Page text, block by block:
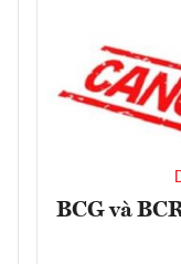
BCG và